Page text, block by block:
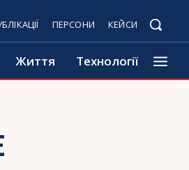
ПЕРСОНИ КЕЙСИ
Життя Технології